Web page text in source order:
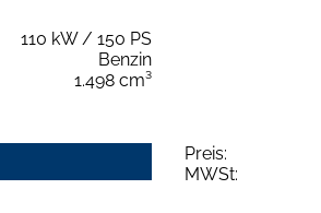
110 kW / 150 PS
Benzin
1.498 cm³
Preis:
MWSt: